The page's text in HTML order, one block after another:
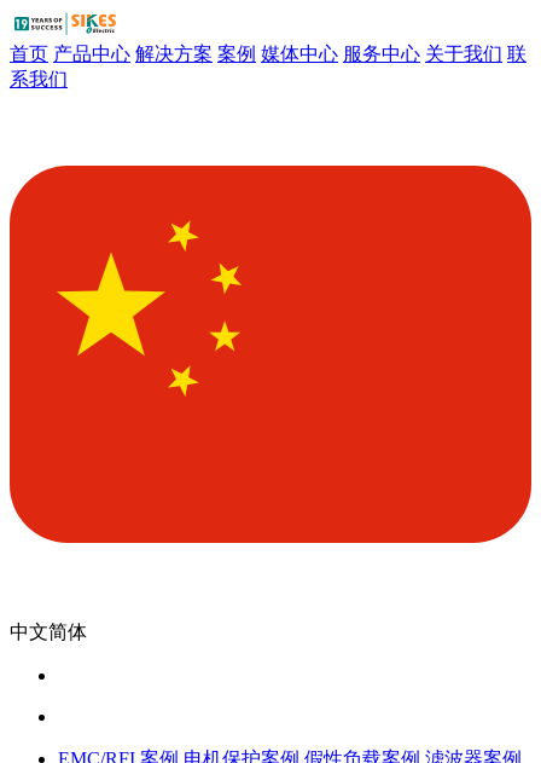
首页 产品中心 解决方案 案例 媒体中心 服务中心 关于我们 联
系我们
中文简体
EMC/RFI 案例 电机保护案例 假性负载案例 滤波器案例